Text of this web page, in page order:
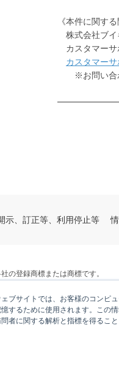
ェブサイトでは、お客様のコンピ
するために使用されます。この
者に関する解析と指標を得るこ
《本件に関する
株式会社ブイ
カスタマーサ
カスタマー
※お問い合わ
示、訂正等、利用停止等
の登録商標または商標です。